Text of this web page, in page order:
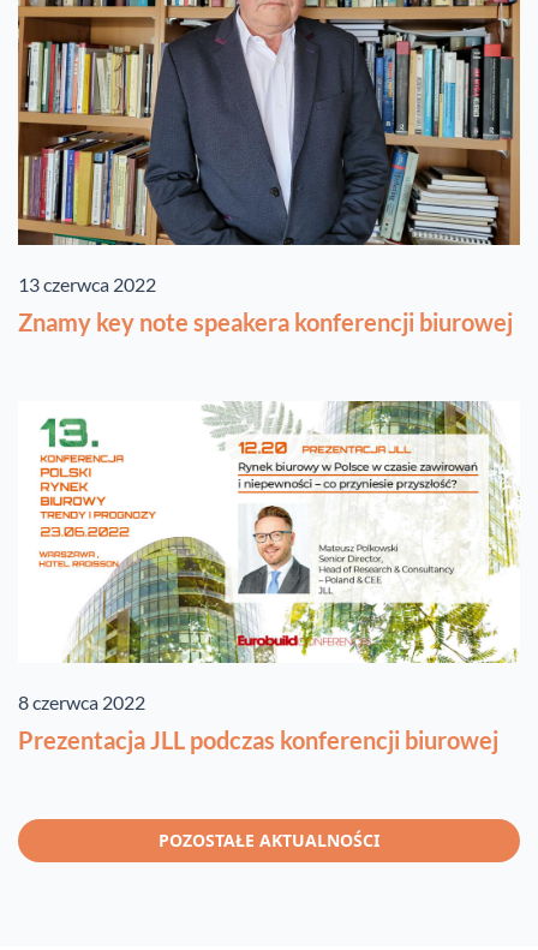
13 czerwca 2022
Znamy key note speakera konferencji biurowej
8 czerwca 2022
Prezentacja JLL podczas konferencji biurowej
POZOSTAŁE AKTUALNOŚCI